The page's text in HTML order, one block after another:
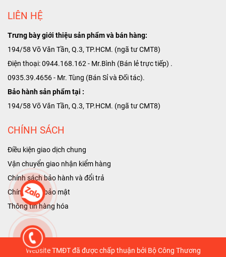
LIÊN HỆ
Trưng bày giới thiệu sản phẩm và bán hàng:
194/58 Võ Văn Tần, Q.3, TP.HCM. (ngã tư CMT8)
Điện thoại: 0944.168.162 - Mr.Bình (Bán lẻ trực tiếp) .
0935.39.4656 - Mr. Tùng (Bán Sỉ và Đối tác).
Bảo hành sản phẩm tại :
194/58 Võ Văn Tần, Q.3, TP.HCM. (ngã tư CMT8)
CHÍNH SÁCH
Điều kiện giao dịch chung
Vận chuyển giao nhận kiểm hàng
Chính sách bảo hành và đổi trả
Chính sách bảo mật
Thông tin hàng hóa
Website TMĐT đã được chấp thuận bởi Bộ Công Thương